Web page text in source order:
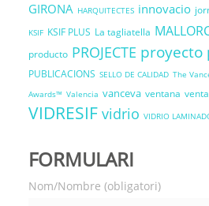
GIRONA HARQUITECTES innovacio
KSIF KSIF PLUS La tagliatella
producto PROJECTE proyecto
PUBLICACIONS SELLO DE CALIDAD The
Awards™ Valencia vanceva ventana
VIDRESIF vidrio VIDRIO
FORMULARI
Nom/Nombre (obligatori)